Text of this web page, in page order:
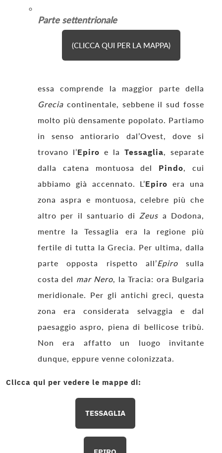
Parte settentrionale
(CLICCA QUI PER LA MAPPA)
essa comprende la maggior parte della
Grecia continentale, sebbene il sud fosse
molto più densamente popolato. Partiamo
in senso antiorario dal’Ovest, dove si
trovano l’Epiro e la Tessaglia , separate
dalla catena montuosa del Pindo , cui
abbiamo già accennato. L’Epiro era una
zona aspra e montuosa, celebre più che
altro per il santuario di Zeus a Dodona,
mentre la Tessaglia era la regione più
fertile di tutta la Grecia. Per ultima, dalla
parte opposta rispetto all’Epirosulla
costa del mar Nero , la Tracia: ora Bulgaria
meridionale. Per gli antichi greci, questa
zona era considerata selvaggia e dal
paesaggio aspro, piena di bellicose tribù.
Non era affatto un luogo invitante
dunque, eppure venne colonizzata.
Clicca qui per vedere le mappe di:
TESSAGLIA